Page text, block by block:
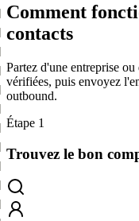
Comment
contacts
Partez d'une entreprise
vérifiées, puis envoyez
outbound.
Étape 1
Trouvez le bon